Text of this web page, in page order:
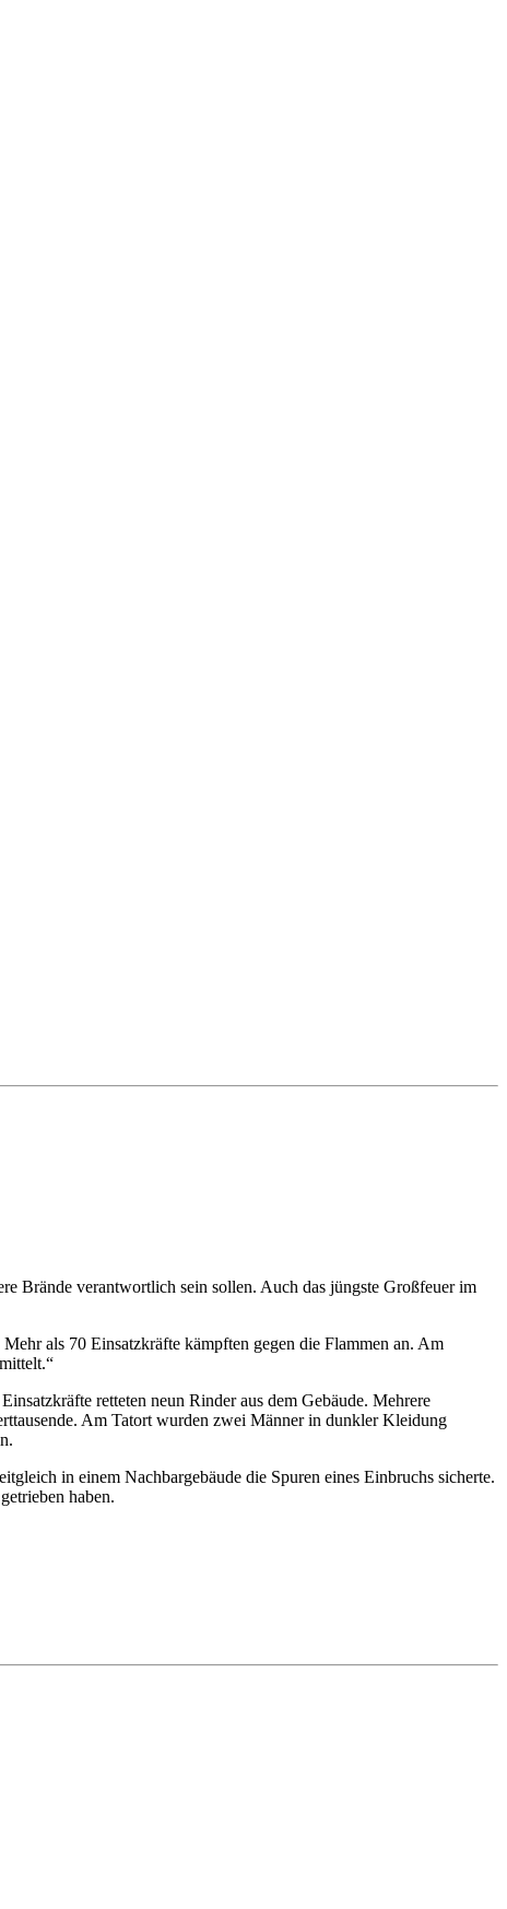
Brände verantwortlich sein sollen. Auch das jüngste Großfeuer im
als 70 Einsatzkräfte kämpften gegen die Flammen an. Am
retteten neun Rinder aus dem Gebäude. Mehrere
Am Tatort wurden zwei Männer in dunkler Kleidung
in einem Nachbargebäude die Spuren eines Einbruchs sicherte.
haben.